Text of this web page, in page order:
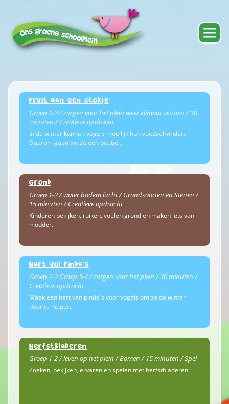
Fruit aan een stokje
Groep 1-2 / zorgen voor het plein weer klimaat seizoen / 30
minuten / Creatieve opdracht
In de winter kunnen vogels moeilijk hun voedsel vinden.
Daarom gaan we ze een beetje…
Grond
Groep 1-2 / water bodem lucht / Grondsoorten en Stenen /
15 minuten / Creatieve opdracht
Kinderen bekijken, ruiken, voelen grond en maken iets van
modder.
Hart vol pinda's
Groep 1-2 Groep 3-4 / zorgen voor het plein / 30 minuten /
Creatieve opdracht
Maak een hart van pinda's voor vogels om ze de winter
door te helpen.
Herfstbladeren
Groep 1-2 / leven op het plein / Bomen / 15 minuten / Spel
Zoeken, bekijken, ervaren en spelen met herfstbladeren.